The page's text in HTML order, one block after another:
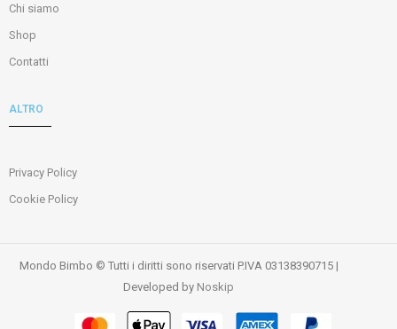
Chi siamo
Shop
Contatti
ALTRO
Privacy Policy
Cookie Policy
Mondo Bimbo © Tutti i diritti sono riservati P.IVA 03138390715 |
Developed by Noskip